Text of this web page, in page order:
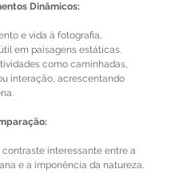
Dinâmicos:
e vida à fotografia,
em paisagens estáticas.
como caminhadas,
interação, acrescentando
contraste interessante entre a
e a imponência da natureza.